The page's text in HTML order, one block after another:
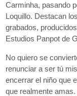
Carminha, pasando
Loquillo. Destacan
grabados,
Estudios Panpot de
No quiero se
renunciar a ser tú
encerrar el niño que
que realmente amas.